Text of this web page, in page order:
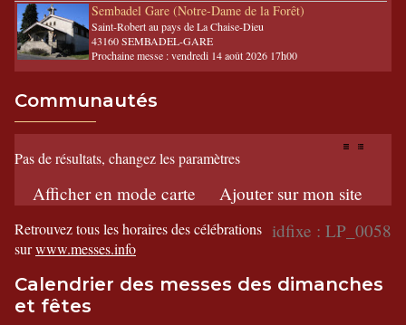
Sembadel Gare (Notre-Dame de la Forêt)
Saint-Robert au pays de La Chaise-Dieu
43160 SEMBADEL-GARE
Prochaine messe : vendredi 14 août 2026 17h00
Communautés
Pas de résultats, changez les paramètres
Afficher en mode carte
Ajouter sur mon site
idfixe : LP_0058
Retrouvez tous les horaires des célébrations
surwww.messes.info
Calendrier des messes des dimanches
et fêtes